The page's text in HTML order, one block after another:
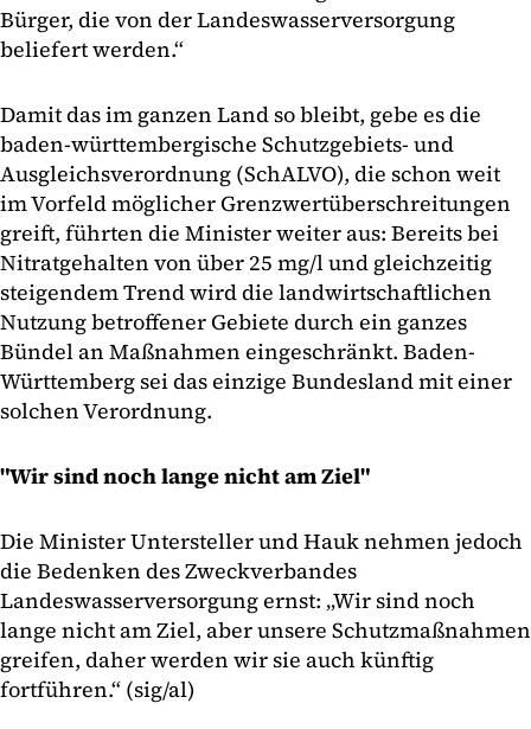
Bürger, die von der Landeswasserversorgung
beliefert werden.“
Damit das im ganzen Land so bleibt, gebe es die
baden-württembergische Schutzgebiets- und
Ausgleichsverordnung (SchALVO), die schon weit
im Vorfeld möglicher Grenzwertüberschreitungen
greift, führten die Minister weiter aus: Bereits bei
Nitratgehalten von über 25 mg/l und gleichzeitig
steigendem Trend wird die landwirtschaftlichen
Nutzung betroffener Gebiete durch ein ganzes
Bündel an Maßnahmen eingeschränkt. Baden-
Württemberg sei das einzige Bundesland mit einer
solchen Verordnung.
"Wir sind noch lange nicht am Ziel"
Die Minister Untersteller und Hauk nehmen jedoch
die Bedenken des Zweckverbandes
Landeswasserversorgung ernst: „Wir sind noch
lange nicht am Ziel, aber unsere Schutzmaßnahmen
greifen, daher werden wir sie auch künftig
fortführen.“ (sig/al)